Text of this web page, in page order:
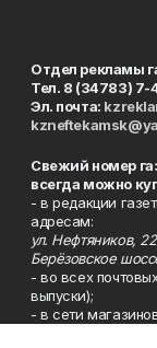
Отдел рекламы
Тел. 8 (34783) 7-
Эл. почта:
Свежий номер
всегда можно
- в редакции
адресам:
ул. Нефтяников,
Берёзовское
- во всех
выпуски);
- в сети